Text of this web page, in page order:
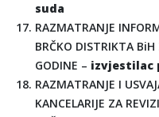
suda
RAZMATRANJE
BRČKO DISTRIKTA
GODINE – izvjestilac
RAZMATRANJE I
KANCELARIJE ZA